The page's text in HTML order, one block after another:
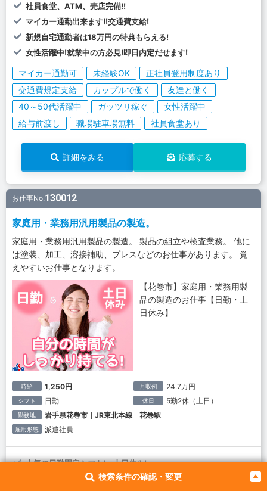
検索条件の確認・変更
社員食堂、ATM、売店完備!!
マイカー通勤出来ます!!交通費支給!
新規自宅通勤者は18万円の特典もらえる!
女性活躍中!就業中の方必見!即日内定だせます!
マイカー通勤可 未経験OK
正社員登用制度あり
交通費規定支給
カップルで働く
友達と働く
40～50代活躍中
ガッツリ稼ぐ
女性活躍中
給与前渡し
職場駐車場無料 社員食堂あり
詳細をみる 応募する
お仕事No.130012
家庭用・業務用汎用製品の製造。
家庭用・業務用汎用製品の製造。 製品の組立や検査業務。 他に
は塗装、加工、溶接補助、プレスなどのお仕事があります。 覚
えやすいお仕事となります。
【花巻市】家庭用・業務用製
品の製造のお仕事【日勤・土
日休み】
時給 1,250円 月収例 24.7万円
シフト 日勤 休日 5勤2休（土日）
勤務地 岩手県花巻市｜JR東北本線 花巻駅
雇用形態 派遣社員
人気の日勤固定シフト! 土日休み!
事前の工場見学で入社まで安心!